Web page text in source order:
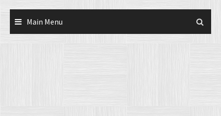
Main Menu